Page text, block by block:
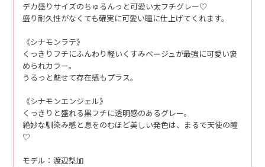
デカ盛りサイズのちゅるんっと可愛い太フチグレー♡
盛り耐久性がなくても確実に可愛い瞳に仕上げてくれます。
《シナモンラテ》
くっきりフチにふんわり軽いくすみベージュが最強に可愛い褒
められカラー。
うるっと魅せて存在感もプラス。
《シナモンエンジェル》
くっきりと盛れる黒フチに透明感のあるグレー。
絶妙な馴染み感と息をのむほど美しい発色は、まるで天使の瞳
♡
モデル：渡辺梨加